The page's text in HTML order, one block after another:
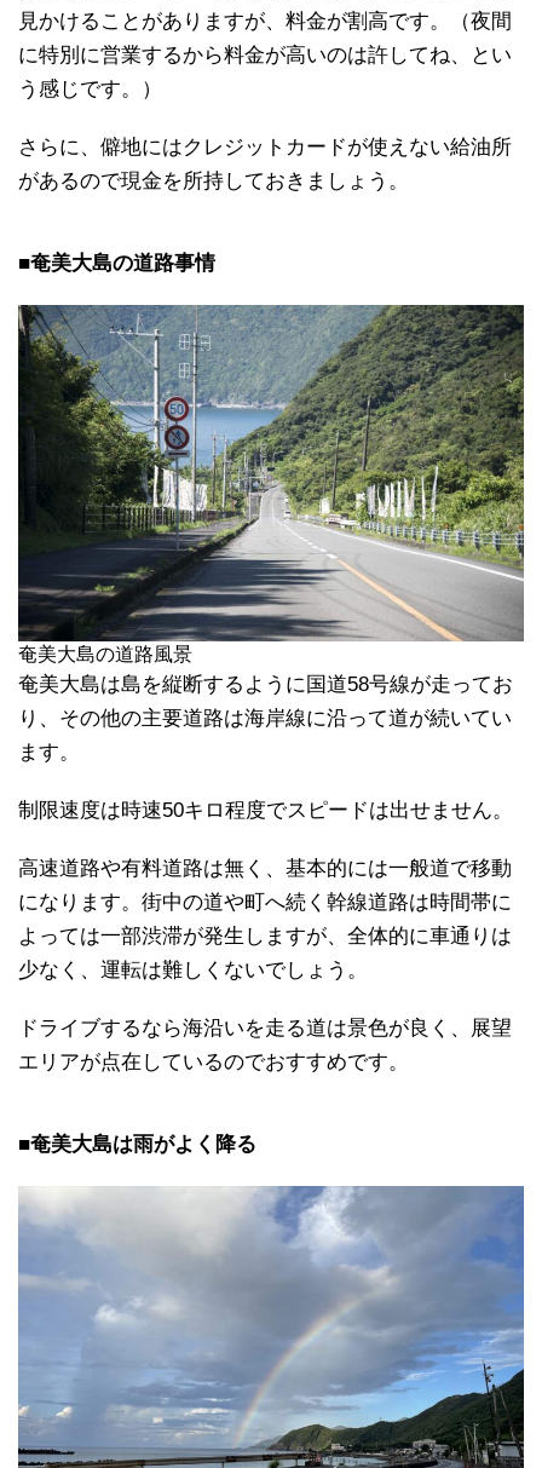
見かけることがありますが、料金が割高です。（夜間
に特別に営業するから料金が高いのは許してね、とい
う感じです。）
さらに、僻地にはクレジットカードが使えない給油所
があるので現金を所持しておきましょう。
■奄美大島の道路事情
奄美大島の道路風景
奄美大島は島を縦断するように国道58号線が走ってお
り、その他の主要道路は海岸線に沿って道が続いてい
ます。
制限速度は時速50キロ程度でスピードは出せません。
高速道路や有料道路は無く、基本的には一般道で移動
になります。街中の道や町へ続く幹線道路は時間帯に
よっては一部渋滞が発生しますが、全体的に車通りは
少なく、運転は難しくないでしょう。
ドライブするなら海沿いを走る道は景色が良く、展望
エリアが点在しているのでおすすめです。
■奄美大島は雨がよく降る